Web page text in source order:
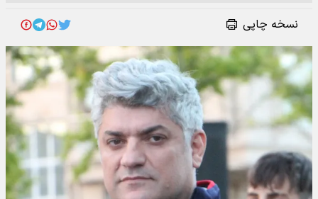
نسخه چاپی